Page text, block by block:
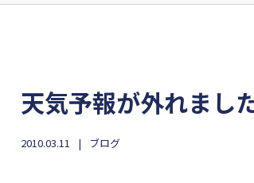
天気予報が外れまし
2010.03.11 ブログ